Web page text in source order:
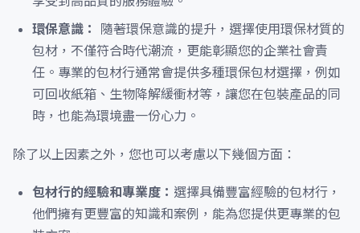
環保意識：
隨著環保意識的提升，選擇使用環保材質的
包材，不僅符合時代潮流，更能彰顯您的企業社會責
任。專業的包材行通常會提供多種環保包材選擇，例如
可回收紙箱、生物降解緩衝材等，讓您在包裝產品的同
時，也能為環境盡一份心力。
除了以上因素之外，您也可以考慮以下幾個方面：
包材行的經驗和專業度： 選擇具備豐富經驗的包材行，
他們擁有更豐富的知識和案例，能為您提供更專業的包